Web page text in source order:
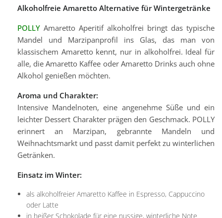
Alkoholfreie Amaretto Alternative für Wintergetränke
POLLY Amaretto Aperitif alkoholfrei bringt das typische
Mandel und Marzipanprofil ins Glas, das man von
klassischem Amaretto kennt, nur in alkoholfrei. Ideal für
alle, die Amaretto Kaffee oder Amaretto Drinks auch ohne
Alkohol genießen möchten.
Aroma und Charakter:
Intensive Mandelnoten, eine angenehme Süße und ein
leichter Dessert Charakter prägen den Geschmack. POLLY
erinnert an Marzipan, gebrannte Mandeln und
Weihnachtsmarkt und passt damit perfekt zu winterlichen
Getränken.
Einsatz im Winter:
als alkoholfreier Amaretto Kaffee in Espresso, Cappuccino
oder Latte
in heißer Schokolade für eine nussige, winterliche Note